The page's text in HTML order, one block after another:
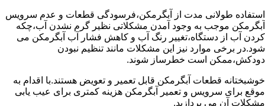
استفاده طولانی مدت از آبگرمکن،فرسودگی قطعات و عدم سرویس
آبگرمکن موجب به وجود آمدن مشکلاتی نظیر گرم نشدن آب،چکه
کردن آب از دستگاه،تغییر رنگ آب و کاهش فشار آب آبگرمکن می
شود.در برخی موارد نیز این مشکلات مانند تنظیم نبودن
دودکش،ممکن است خطرساز شوند.
خوشبختانه قطعات آبگرمکن قابل تعمیر و تعویض هستند.با اقدام به
موقع برای سرویس و تعمیر آبگرمکن هزینه کمتری برای عیب یابی
مشکلات آن می پردازید.